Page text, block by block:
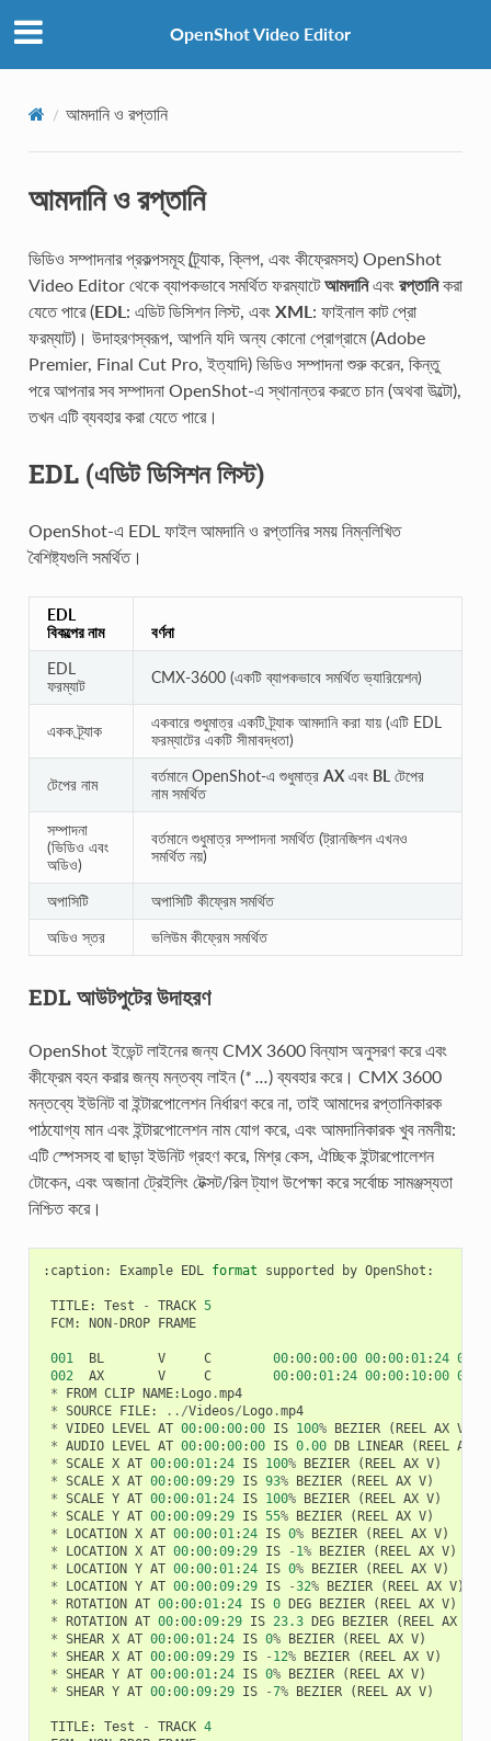
OpenShot Video Editor
আমদানি ও রপ্তানি
আমদানি ও রপ্তানি
ভিডিও সম্পাদনার প্রকল্পসমূহ (ট্র্যাক, ক্লিপ, এবং কীফ্রেমসহ) OpenShot
Video Editor থেকে ব্যাপকভাবে সমর্থিত ফরম্যাটেআমদানিএবং রপ্তানিকরা
যেতে পারে (EDL : এডিট ডিসিশন লিস্ট, এবং XML : ফাইনাল কাট প্রো
ফরম্যাট)। উদাহরণস্বরূপ, আপনি যদি অন্য কোনো প্রোগ্রামে (Adobe
Premier, Final Cut Pro, ইত্যাদি) ভিডিও সম্পাদনা শুরু করেন, কিন্তু
পরে আপনার সব সম্পাদনা OpenShot-এ স্থানান্তর করতে চান (অথবা উল্টো),
তখন এটি ব্যবহার করা যেতে পারে।
EDL (এডিট ডিসিশন লিস্ট)
OpenShot-এ EDL ফাইল আমদানি ও রপ্তানির সময় নিম্নলিখিত
বৈশিষ্ট্যগুলি সমর্থিত।
EDL
বিকল্পের নাম
বর্ণনা
EDL
ফরম্যাট
CMX-3600 (একটি ব্যাপকভাবে সমর্থিত ভ্যারিয়েশন)
একক ট্র্যাক
একবারে শুধুমাত্র একটি ট্র্যাক আমদানি করা যায় (এটি EDL
ফরম্যাটের একটি সীমাবদ্ধতা)
টেপের নাম বর্তমানে OpenShot-এ শুধুমাত্র AXএবং BL টেপের
নাম সমর্থিত
সম্পাদনা
(ভিডিও এবং
অডিও)
বর্তমানে শুধুমাত্র সম্পাদনা সমর্থিত (ট্রানজিশন এখনও
সমর্থিত নয়)
অপাসিটি
অপাসিটি কীফ্রেম সমর্থিত
অডিও স্তর
ভলিউম কীফ্রেম সমর্থিত
EDL আউটপুটের উদাহরণ
OpenShot ইভেন্ট লাইনের জন্য CMX 3600 বিন্যাস অনুসরণ করে এবং
কীফ্রেম বহন করার জন্য মন্তব্য লাইন (* ...) ব্যবহার করে। CMX 3600
মন্তব্যে ইউনিট বা ইন্টারপোলেশন নির্ধারণ করে না, তাই আমাদের রপ্তানিকারক
পাঠযোগ্য মান এবং ইন্টারপোলেশন নাম যোগ করে, এবং আমদানিকারক খুব নমনীয়:
এটি স্পেসসহ বা ছাড়া ইউনিট গ্রহণ করে, মিশ্র কেস, ঐচ্ছিক ইন্টারপোলেশন
টোকেন, এবং অজানা ট্রেইলিং টেক্সট/রিল ট্যাগ উপেক্ষা করে সর্বোচ্চ সামঞ্জস্যতা
নিশ্চিত করে।
: caption: Example EDL format supported by OpenShot :
TITLE: Test - TRACK 5
FCM: NON-DROP FRAME
001 BL V C 00:00:00:00 00:00:01:24 00
002
AX V C 00:00:01:24 00:00: 10:00 00
*
FROM CLIP NAME: Logo.mp4
* SOURCE FILE: ../Videos/Logo.mp4
* VIDEO LEVEL AT 00:00:00:00 IS 100% BEZIER (REEL AX V
* AUDIO LEVEL AT 00:00:00:00 IS 0.00 DB LINEAR (REEL AX
* SCALE X AT 00:00:01:24 IS 100% BEZIER (REEL AX V)
* SCALE X AT 00:00:09:29 IS 93% BEZIER (REEL AX V)
* SCALE Y AT 00:00:01:24 IS 100% BEZIER (REEL AX V)
* SCALE Y AT 00:00:09:29 IS 55% BEZIER (REEL AX V)
*
LOCATION X AT 00:00:01:24 IS 0% BEZIER (REEL AX V)
*
LOCATION X AT 00:00:09:29 IS - 1% BEZIER (REEL AX V)
*
LOCATION Y AT 00:00:01:24 IS 0% BEZIER (REEL AX V)
*
LOCATION Y AT 00:00:09:29 IS -32% BEZIER (REEL AX V)
* ROTATION AT 00:00:01:24 IS 0 DEG BEZIER (REEL AX V)
* ROTATION AT 00:00:09:29 IS 23.3 DEG BEZIER (REEL AX
* SHEAR X AT 00:00:01:24 IS 0% BEZIER (REEL AX V)
* SHEAR X AT 00:00:09:29 IS - 12% BEZIER (REEL AX V)
* SHEAR Y AT 00:00:01:24 IS 0% BEZIER (REEL AX V)
* SHEAR Y AT 00:00:09:29 IS -7% BEZIER (REEL AX V)
TITLE: Test - TRACK 4